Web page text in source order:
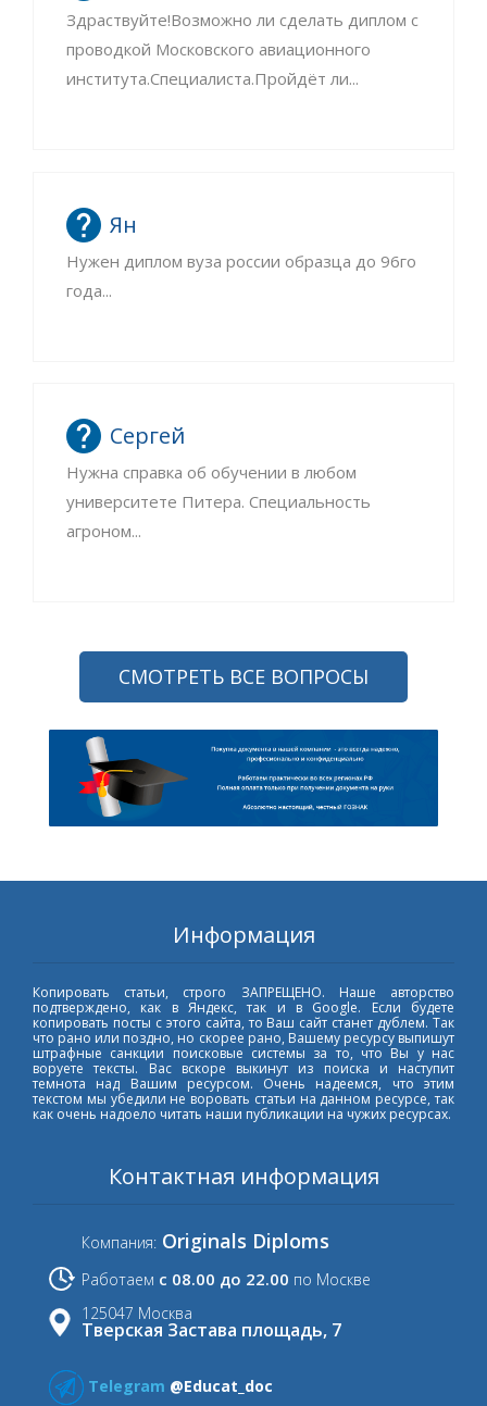
Здраствуйте!Возможно ли сделать диплом с
проводкой Московского авиационного
института.Специалиста.Пройдёт ли...
Ян
Нужен диплом вуза россии образца до 96го
года...
Сергей
Нужна справка об обучении в любом
университете Питера. Специальность
агроном...
СМОТРЕТЬ ВСЕ ВОПРОСЫ
Информация
Копировать статьи, строго ЗАПРЕЩЕНО. Наше авторство
подтверждено, как в Яндекс, так и в Google. Если будете
копировать посты с этого сайта, то Ваш сайт станет дублем. Так
что рано или поздно, но скорее рано, Вашему ресурсу выпишут
штрафные санкции поисковые системы за то, что Вы у нас
воруете тексты. Вас вскоре выкинут из поиска и наступит
темнота над Вашим ресурсом. Очень надеемся, что этим
текстом мы убедили не воровать статьи на данном ресурсе, так
как очень надоело читать наши публикации на чужих ресурсах.
Контактная информация
Компания: Originals Diploms
Работаем с 08.00 до 22.00 по Москве
125047 Москва
Тверская Застава площадь, 7
Telegram @Educat_doc